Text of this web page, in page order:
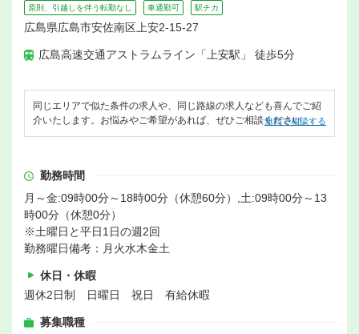
原則、引越しを伴う転勤なし 車通勤可 駅チカ
広島県広島市安佐南区上安2-15-27
広島高速交通アストラムライン「上安駅」 徒歩5分
同じエリアで似た条件の求人や、同じ路線の求人なども喜んでご紹
介いたします。お悩みやご希望があれば、ぜひご相談ください。
無料で相談する
勤務時間
月～金:09時00分～18時00分（休憩60分）,土:09時00分～13
時00分（休憩0分）
※土曜日と平日1日の週2回
勤務曜日備考：月火水木金土
休日・休暇
週休2日制 日曜日 祝日 有給休暇
募集職種